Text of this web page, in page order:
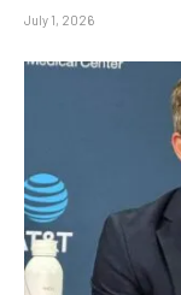
July 1, 2026